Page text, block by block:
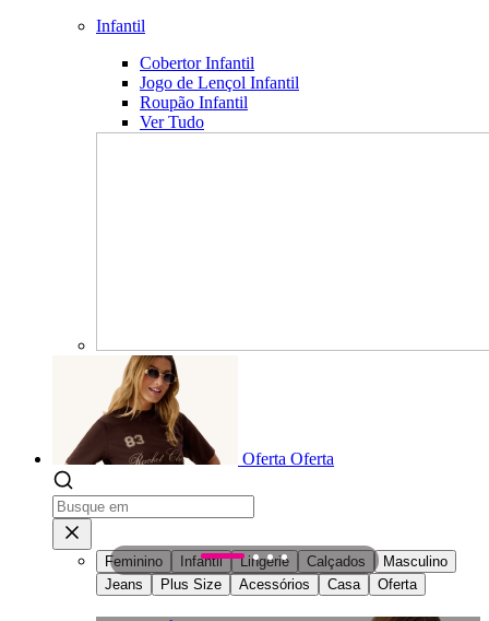
Infantil
Cobertor Infantil
Jogo de Lençol Infantil
Roupão Infantil
Ver Tudo
Oferta Oferta
Feminino Infantil Lingerie Calçados
Masculino
Jeans
Plus Size Acessórios Casa Oferta
1 2 3 4